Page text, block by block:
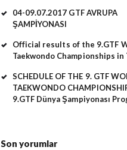
04-09.07.2017 GTF AVRUPA
ŞAMPİYONASI
Official results of the 9.GTF
Taekwondo Championships in
SCHEDULE OF THE 9. GTF
TAEKWONDO
9.GTF Dünya Şampiyonası
Son yorumlar